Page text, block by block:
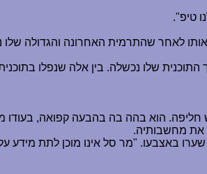
טיפ".
לאחר שהתרמית האחרונה והגדולה שלו
שלו נכשלה. בין אלה שנפלו
חליפה. הוא בהה בה בהבעה קפואה,
את מחשבותיה.
"מר סל אינו מוכן לתת מידע על